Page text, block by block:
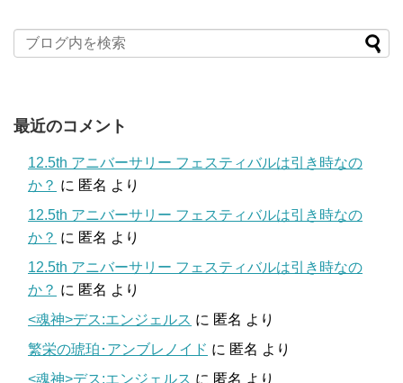
最近のコメント
12.5th アニバーサリー フェスティバルは引き時なの
か？ に 匿名 より
12.5th アニバーサリー フェスティバルは引き時なの
か？ に 匿名 より
12.5th アニバーサリー フェスティバルは引き時なの
か？ に 匿名 より
<魂神>デス:エンジェルス に 匿名 より
繁栄の琥珀･アンブレノイド に 匿名 より
<魂神>デス:エンジェルス に 匿名 より